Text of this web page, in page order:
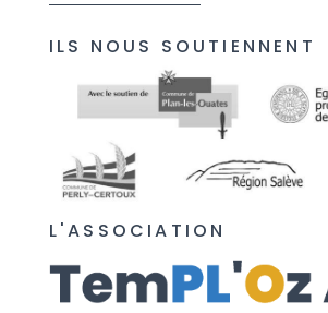
ILS NOUS SOUTIENNENT
L'ASSOCIATION